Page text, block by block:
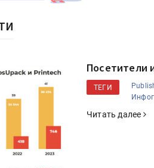
Посетители
ТЕГИ
Читать далее